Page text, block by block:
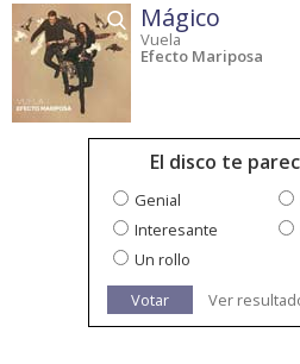
Mágico
Vuela
Efecto Mariposa
El disco te
Genial
Interesante
Un rollo
Votar
Ver